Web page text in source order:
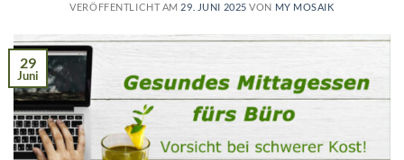
VERÖFFENTLICHT AM 29. JUNI 2025 VON MY MOSAIK
29
Juni